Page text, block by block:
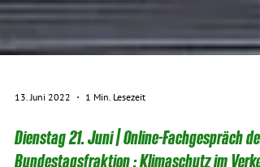
13. Juni 2022 1 Min. Lesezeit